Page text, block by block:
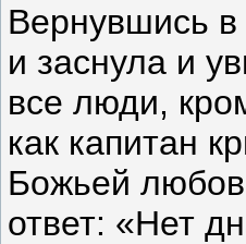
Вернувшись в
и заснула и
все люди,
как капитан
Божьей
ответ: «Нет